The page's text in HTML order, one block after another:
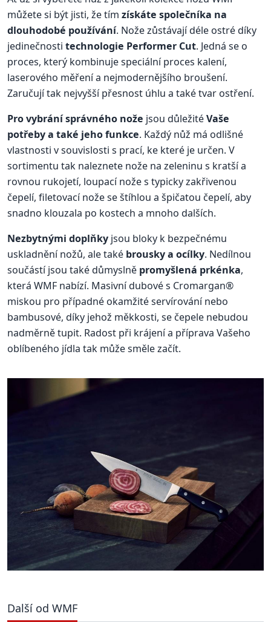
můžete si být jisti, že tím získáte společníka na
dlouhodobé používání. Nože zůstávají déle ostré díky
jedinečnosti technologie Performer Cut. Jedná se o
proces, který kombinuje speciální proces kalení,
laserového měření a nejmodernějšího broušení.
Zaručují tak nejvyšší přesnost úhlu a také tvar ostření.
Pro vybrání správného nože jsou důležitéVaše
potřeby a také jeho funkce. Každý nůž má odlišné
vlastnosti v souvislosti s prací, ke které je určen. V
sortimentu tak naleznete nože na zeleninu s kratší a
rovnou rukojetí, loupací nože s typicky zakřivenou
čepelí, filetovací nože se štíhlou a špičatou čepelí, aby
snadno klouzala po kostech a mnoho dalších.
Nezbytnými doplňky jsou bloky k bezpečnému
uskladnění nožů, ale také brousky a ocílky. Nedílnou
součástí jsou také důmyslně promyšlená prkénka,
která WMF nabízí. Masivní dubové s Cromargan®
miskou pro případné okamžité servírování nebo
bambusové, díky jehož měkkosti, se čepele nebudou
nadměrně tupit. Radost při krájení a příprava Vašeho
oblíbeného jídla tak může směle začít.
Další od WMF